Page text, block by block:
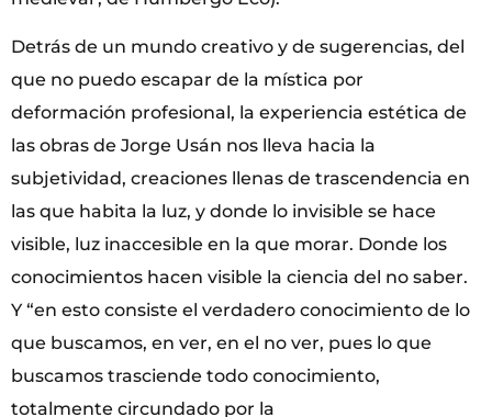
Detrás de un mundo creativo y de sugerencias, del
que no puedo escapar de la mística por
deformación profesional, la experiencia estética de
las obras de Jorge Usán nos lleva hacia la
subjetividad, creaciones llenas de trascendencia en
las que habita la luz, y donde lo invisible se hace
visible, luz inaccesible en la que morar. Donde los
conocimientos hacen visible la ciencia del no saber.
Y “en esto consiste el verdadero conocimiento de lo
que buscamos, en ver, en el no ver, pues lo que
buscamos trasciende todo conocimiento,
totalmente circundado por la